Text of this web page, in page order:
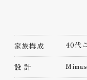
家族構成 40代
設 計